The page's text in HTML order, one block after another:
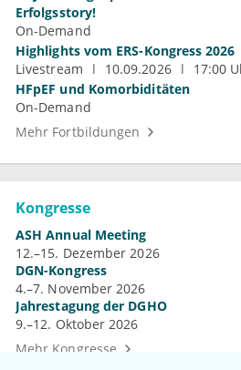
Erfolgsstory!
On-Demand
Highlights vom ERS-Kongress 2026
Livestream
10.09.2026
17:00
HFpEF und Komorbiditäten
On-Demand
Mehr Fortbildungen
Kongresse
ASH Annual Meeting
12.–15. Dezember 2026
DGN-Kongress
4.–7. November 2026
Jahrestagung der DGHO
9.–12. Oktober 2026
Mehr Kongresse